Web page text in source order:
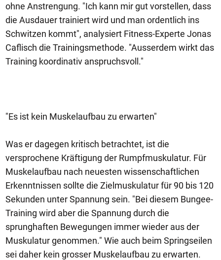
ohne Anstrengung. "Ich kann mir gut vorstellen, dass
die Ausdauer trainiert wird und man ordentlich ins
Schwitzen kommt", analysiert Fitness-Experte Jonas
Caflisch die Trainingsmethode. "Ausserdem wirkt das
Training koordinativ anspruchsvoll."
"Es ist kein Muskelaufbau zu erwarten"
Was er dagegen kritisch betrachtet, ist die
versprochene Kräftigung der Rumpfmuskulatur. Für
Muskelaufbau nach neuesten wissenschaftlichen
Erkenntnissen sollte die Zielmuskulatur für 90 bis 120
Sekunden unter Spannung sein. "Bei diesem Bungee-
Training wird aber die Spannung durch die
sprunghaften Bewegungen immer wieder aus der
Muskulatur genommen." Wie auch beim Springseilen
sei daher kein grosser Muskelaufbau zu erwarten.